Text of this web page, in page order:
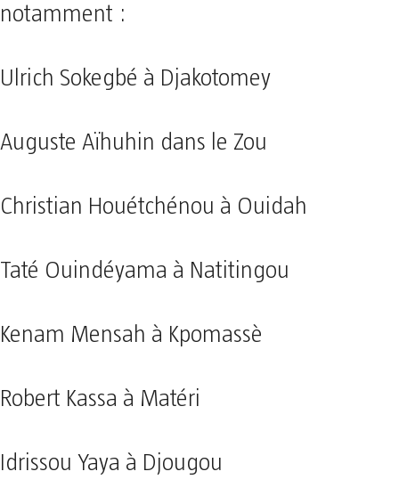
notamment :
Ulrich Sokegbé à Djakotomey
Auguste Aïhuhin dans le Zou
Christian Houétchénou à Ouidah
Taté Ouindéyama à Natitingou
Kenam Mensah à Kpomassè
Robert Kassa à Matéri
Idrissou Yaya à Djougou